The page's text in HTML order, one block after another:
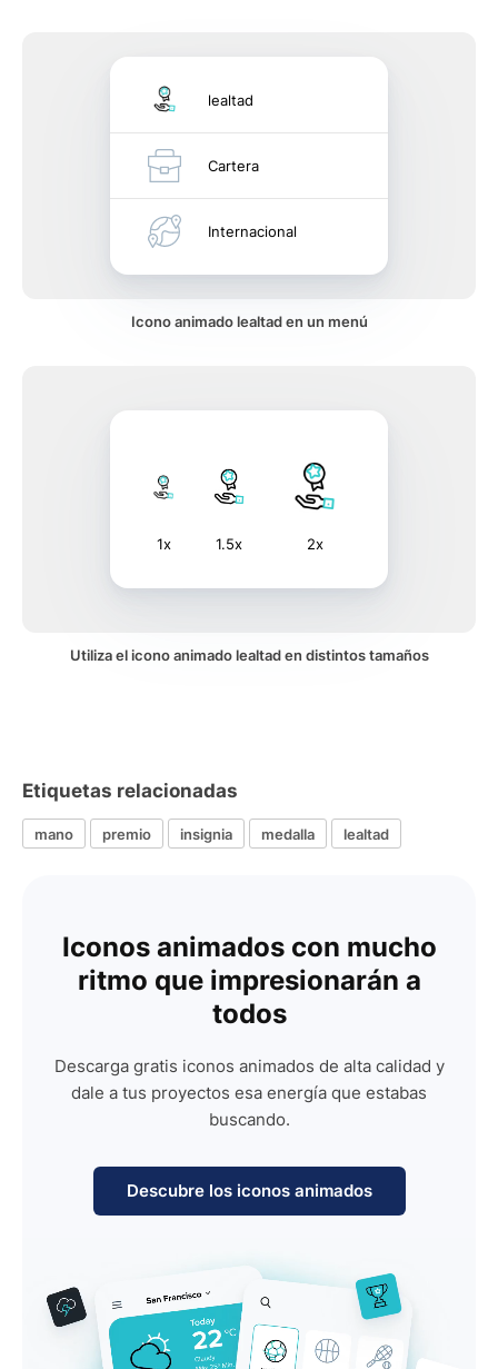
lealtad
Cartera
Internacional
Icono animado lealtad en un menú
1x 1.5x 2x
Utiliza el icono animado lealtad en distintos tamaños
Etiquetas relacionadas
mano premio insignia medalla lealtad
Iconos animados con mucho
ritmo que impresionarán a
todos
Descarga gratis iconos animados de alta calidad y
dale a tus proyectos esa energía que estabas
buscando.
Descubre los iconos animados